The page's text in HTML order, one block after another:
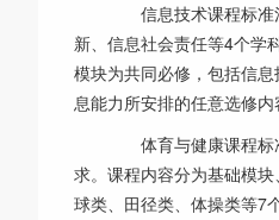
信息技术课程标准
新、信息社会责任等4个学
模块为共同必修，包括信
息能力所安排的任意选修
体育与健康课程标
求。课程内容分为基础模
球类、田径类、体操类等7